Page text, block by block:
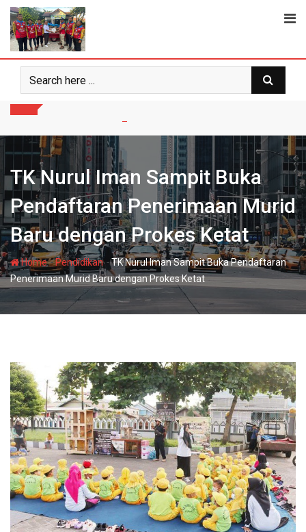
Skip
content
TK Nurul Iman Sampit Buka
Pendaftaran Penerimaan Murid
Baru dengan Prokes Ketat
Home-Pendidikan-TK Nurul Iman Sampit Buka Pendaftaran
Penerimaan Murid Baru dengan Prokes Ketat